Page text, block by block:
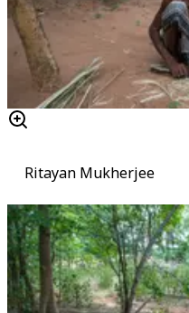
Ritayan Mukherjee